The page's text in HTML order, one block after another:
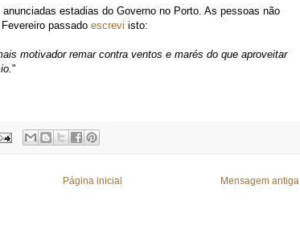
estadias do Governo no Porto. As pessoas não
passado escrevi isto:
motivador remar contra ventos e marés do que aproveitar
"
Mensagem antiga
Página inicial